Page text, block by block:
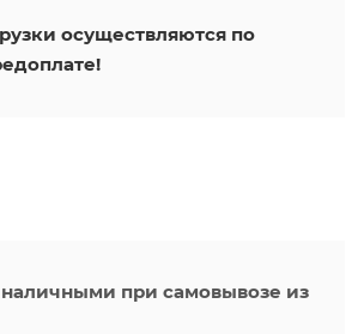
осуществляются по
при самовывозе из